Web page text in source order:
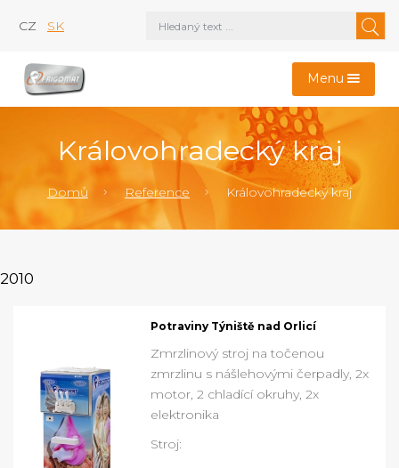
CZ SK
Menu
Královohradecký kraj
Domů Reference Královohradecký kraj
2010
Potraviny Týniště nad Orlicí
Zmrzlinový stroj na točenou
zmrzlinu s nášlehovými čerpadly, 2x
motor, 2 chladící okruhy, 2x
elektronika
Stroj: